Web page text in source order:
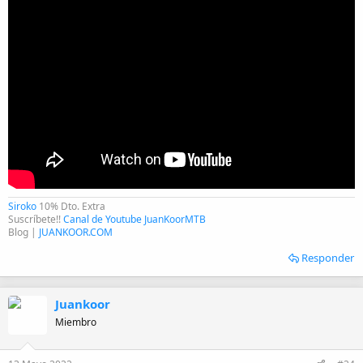
Siroko 10% Dto. Extra
Suscríbete!!Canal de Youtube JuanKoorMTB
Blog | JUANKOOR.COM
Responder
Juankoor
Miembro